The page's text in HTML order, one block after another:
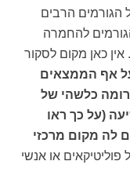
הגורמים הרבים
להחמרה
כאן מקום לסקור
אף הממצאים
כלשהי של
(על כך ראו
לה מקום מרכזי
או אנשי